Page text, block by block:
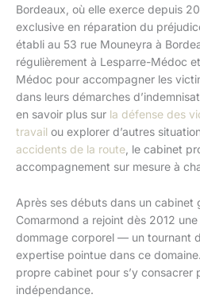
Bordeaux, où elle exerce depuis
exclusive en réparation du
établi au 53 rue Mouneyra à
régulièrement à Lesparre-Médoc
Médoc pour accompagner les
dans leurs démarches
en savoir plus sur la défense des
travail ou explorer d’autres
accidents de la route , le cabinet
accompagnement sur mesure à
Après ses débuts dans un cabinet
Comarmond a rejoint dès 2012
dommage corporel — un tournant
expertise pointue dans ce
propre cabinet pour s’y consacrer
indépendance.